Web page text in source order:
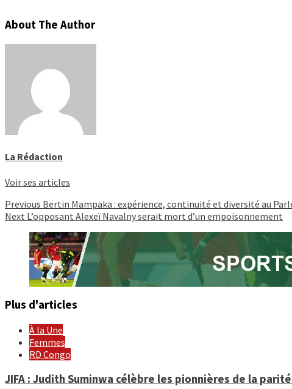
About The Author
La Rédaction
Voir ses articles
Continue
Reading
Previous Bertin Mampaka : expérience, continuité et diversité au
Next L’opposant Alexeï Navalny serait mort d’un empoisonnement
Plus d'articles
À la Une
Femmes
RD Congo
JIFA : Judith Suminwa célèbre les pionnières de la parité